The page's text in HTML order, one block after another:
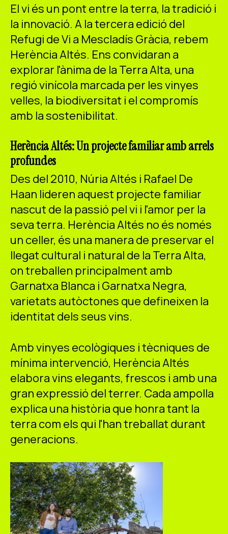
El vi és un pont entre la terra, la tradició i
la innovació. A la tercera edició del
Refugi de Vi a Mescladís Gràcia, rebem
Herència Altés. Ens convidaran a
explorar l'ànima de la Terra Alta, una
regió vinícola marcada per les vinyes
velles, la biodiversitat i el compromís
amb la sostenibilitat.
Herència Altés: Un projecte familiar amb arrels
profundes
Des del 2010, Núria Altés i Rafael De
Haan lideren aquest projecte familiar
nascut de la passió pel vi i l'amor per la
seva terra. Herència Altés no és només
un celler, és una manera de preservar el
llegat cultural i natural de la Terra Alta,
on treballen principalment amb
Garnatxa Blanca i Garnatxa Negra,
varietats autòctones que defineixen la
identitat dels seus vins.
Amb vinyes ecològiques i tècniques de
mínima intervenció, Herència Altés
elabora vins elegants, frescos i amb una
gran expressió del terrer. Cada ampolla
explica una història que honra tant la
terra com els qui l'han treballat durant
generacions.